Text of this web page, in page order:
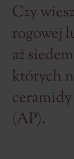
Czy
rogowej
aż
których
(AP).